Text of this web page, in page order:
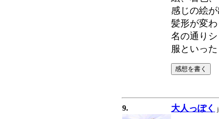
感じの絵
髪形が変
名の通り
服といっ
9. 大人っぽく